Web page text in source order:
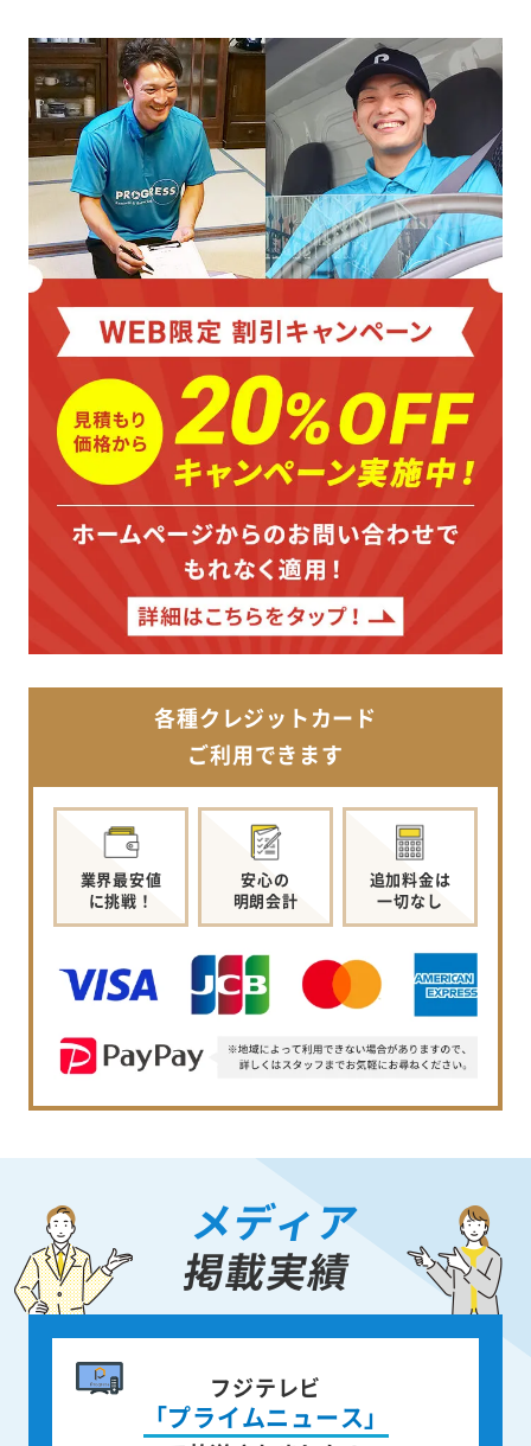
各種クレジットカード
ご利用できます
業界最安値
に挑戦！
安心の
明朗会計
追加料金は
一切なし
メディア
掲載実績
書籍出版
身近な人が
亡くなった後の遺品整理